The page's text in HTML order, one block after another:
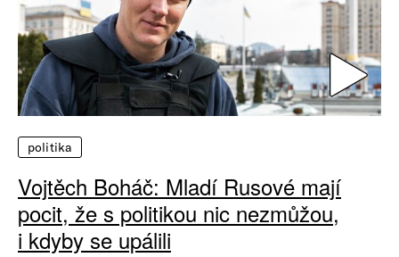
politika
Vojtěch Boháč: Mladí Rusové mají
pocit, že s politikou nic nezmůžou,
i kdyby se upálili